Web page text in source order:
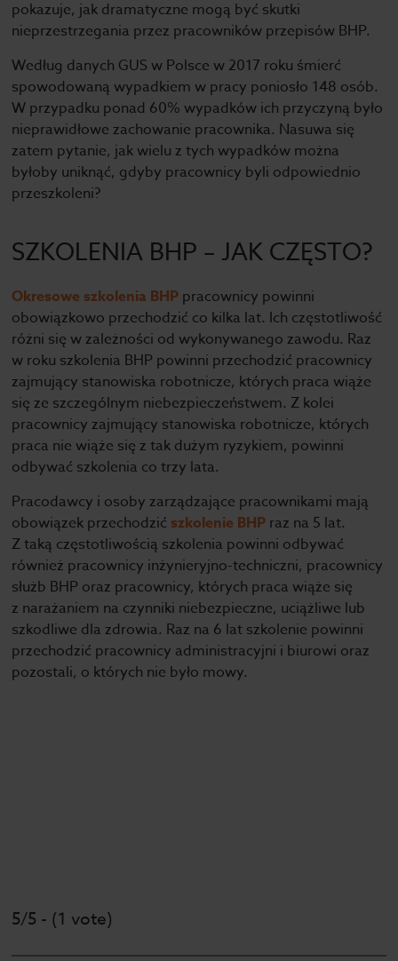
pokazuje, jak dramatyczne mogą być skutki
nieprzestrzegania przez pracowników przepisów BHP.
Według danych GUS w Polsce w 2017 roku śmierć
spowodowaną wypadkiem w pracy poniosło 148 osób.
W przypadku ponad 60% wypadków ich przyczyną było
nieprawidłowe zachowanie pracownika. Nasuwa się
zatem pytanie, jak wielu z tych wypadków można
byłoby uniknąć, gdyby pracownicy byli odpowiednio
przeszkoleni?
SZKOLENIA BHP – JAK CZĘSTO?
Okresowe szkolenia BHP pracownicy powinni
obowiązkowo przechodzić co kilka lat. Ich częstotliwość
różni się w zależności od wykonywanego zawodu. Raz
w roku szkolenia BHP powinni przechodzić pracownicy
zajmujący stanowiska robotnicze, których praca wiąże
się ze szczególnym niebezpieczeństwem. Z kolei
pracownicy zajmujący stanowiska robotnicze, których
praca nie wiąże się z tak dużym ryzykiem, powinni
odbywać szkolenia co trzy lata.
Pracodawcy i osoby zarządzające pracownikami mają
obowiązek przechodzić szkolenie BHP raz na 5 lat.
Z taką częstotliwością szkolenia powinni odbywać
również pracownicy inżynieryjno-techniczni, pracownicy
służb BHP oraz pracownicy, których praca wiąże się
z narażaniem na czynniki niebezpieczne, uciążliwe lub
szkodliwe dla zdrowia. Raz na 6 lat szkolenie powinni
przechodzić pracownicy administracyjni i biurowi oraz
pozostali, o których nie było mowy.
5/5 - (1 vote)